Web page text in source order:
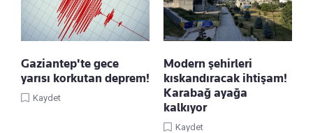
Gaziantep'te gece
yarısı korkutan deprem!
Kaydet
Modern şehirleri
kıskandıracak ihtişam!
Karabağ ayağa
kalkıyor
Kaydet